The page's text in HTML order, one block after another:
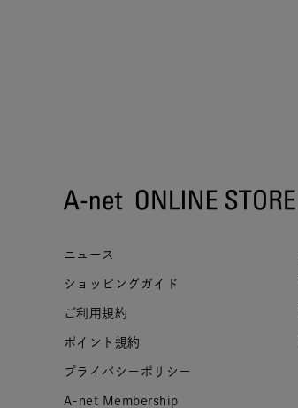
ニュース
ショッピングガイド
ご利用規約
ポイント規約
プライバシーポリシー
A-net Membership